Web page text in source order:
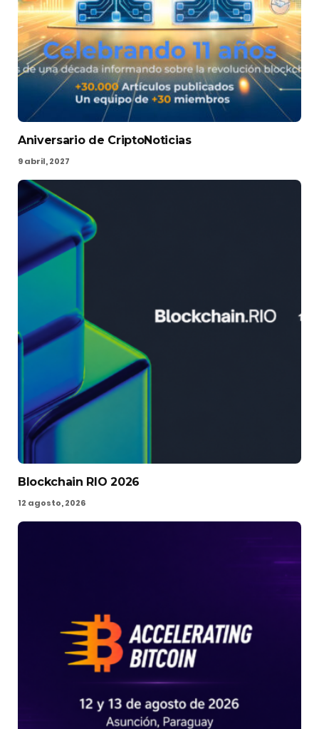
9 abril, 2027
Aniversario de CriptoNoticias
12 agosto, 2026
Blockchain RIO 2026